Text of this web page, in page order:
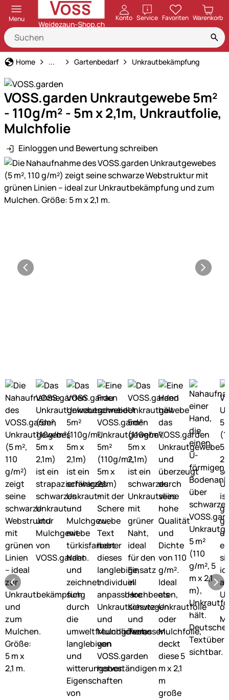
Menu Konto ServiceöffnenFavoriten Warenkorb
Home Garten & Heimdekoration
... Gartenbedarf Unkrautbekämpfung
VOSS.garden Unkrautgewebe 5m²
- 110g/m² - 5m x 2,1m, Unkrautfolie,
Mulchfolie
Einloggen und Bewertung schreiben
Produktgalerie